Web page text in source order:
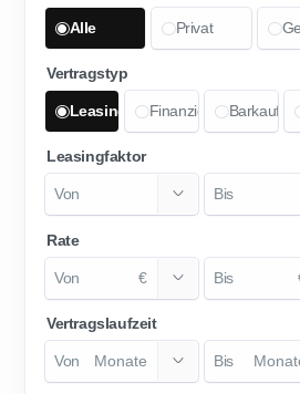
Alle Privat
Vertragstyp
Leasing FinanzierungBarkauf
Leasingfaktor
Rate
€
Vertragslaufzeit
Monate